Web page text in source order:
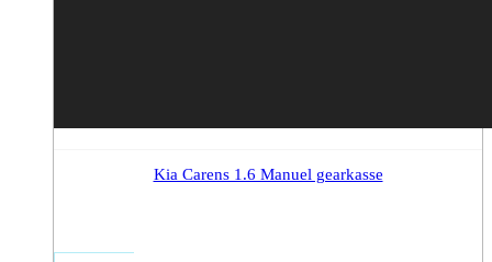
Kia Carens 1.6 Manuel gearkasse